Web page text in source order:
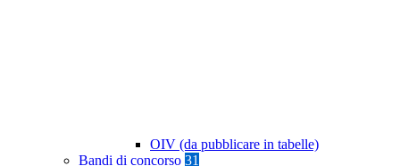
OIV (da pubblicare in tabelle)
Bandi di concorso 31